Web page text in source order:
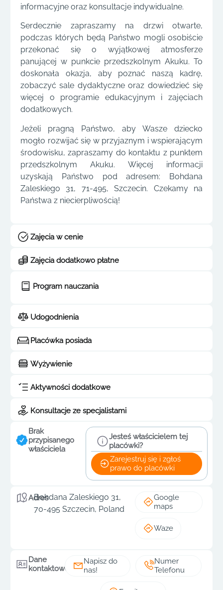
informacyjne oraz konsultacje indywidualne.
Serdecznie zapraszamy na drzwi otwarte,
podczas których będą Państwo mogli osobiście
przekonać się o wyjątkowej atmosferze
panującej w punkcie przedszkolnym Akuku. To
doskonała okazja, aby poznać naszą kadrę,
zobaczyć sale dydaktyczne oraz dowiedzieć się
więcej o programie edukacyjnym i zajęciach
dodatkowych.
Jeżeli pragną Państwo, aby Wasze dziecko
mogło rozwijać się w przyjaznym i wspierającym
środowisku, zapraszamy do kontaktu z punktem
przedszkolnym Akuku. Więcej informacji
uzyskają Państwo pod adresem: Bohdana
Zaleskiego 31, 71-495, Szczecin. Czekamy na
Państwa z niecierpliwością!
Zajęcia w cenie
Zajęcia dodatkowo płatne
Program nauczania
Udogodnienia
Placówka posiada
Wyżywienie
Aktywności dodatkowe
Konsultacje ze specjalistami
Brak
przypisanego
właściciela
Jesteś właścicielem tej
placówki?
Zarejestruj się i zgłoś
prawo do placówki
Adres
Bohdana Zaleskiego 31,
70-495 Szczecin, Poland
Google
maps
Waze
Dane
kontaktowe
Napisz do
nas!
Numer
Telefonu